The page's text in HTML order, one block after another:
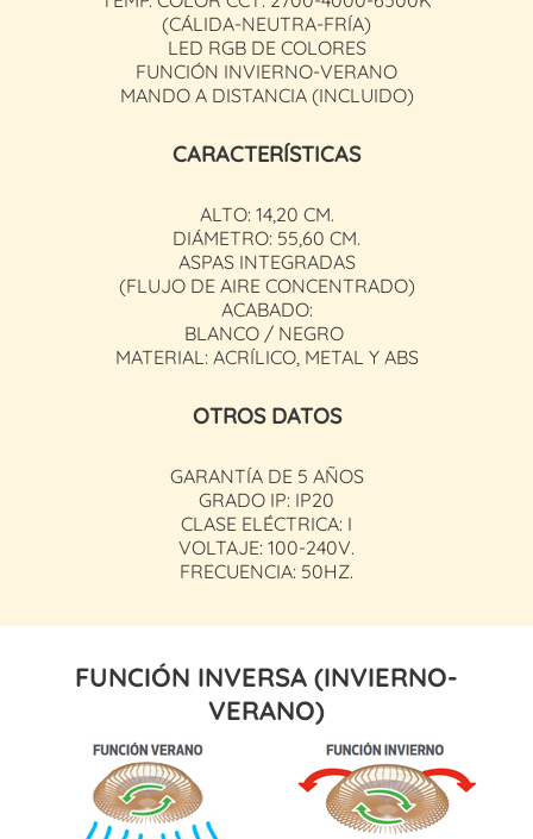
(CÁLIDA-NEUTRA-FRÍA)
LED RGB DE COLORES
FUNCIÓN INVIERNO-VERANO
MANDO A DISTANCIA (INCLUIDO)
CARACTERÍSTICAS
ALTO: 14,20 CM.
DIÁMETRO: 55,60 CM.
ASPAS INTEGRADAS
(FLUJO DE AIRE CONCENTRADO)
ACABADO:
BLANCO / NEGRO
MATERIAL: ACRÍLICO, METAL Y ABS
OTROS DATOS
GARANTÍA DE 5 AÑOS
GRADO IP: IP20
CLASE ELÉCTRICA: I
VOLTAJE: 100-240V.
FRECUENCIA: 50HZ.
FUNCIÓN INVERSA (INVIERNO-
VERANO)